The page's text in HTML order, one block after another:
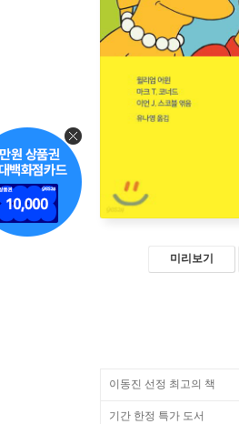
미리보기
이동진 선정 최고의 책
기간 한정 특가 도서